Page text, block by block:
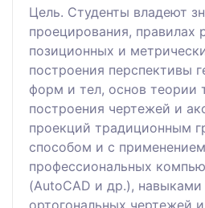
Цель. Студенты владеют
проецирования, правилах
позиционных и
построения перспективы
форм и тел, основ теории
построения чертежей и
проекций традиционным
способом и с применением
профессиональных
(AutoCAD и др.), навыками
ортогональных чертежей и